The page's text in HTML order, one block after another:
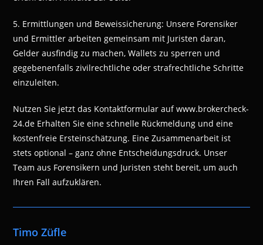
5. Ermittlungen und Beweissicherung: Unsere Forensiker
und Ermittler arbeiten gemeinsam mit Juristen daran,
Gelder ausfindig zu machen, Wallets zu sperren und
gegebenenfalls zivilrechtliche oder strafrechtliche Schritte
einzuleiten.
Nutzen Sie jetzt das Kontaktformular auf www.brokercheck-
24.de Erhalten Sie eine schnelle Rückmeldung und eine
kostenfreie Ersteinschätzung. Eine Zusammenarbeit ist
stets optional – ganz ohne Entscheidungsdruck. Unser
Team aus Forensikern und Juristen steht bereit, um auch
Ihren Fall aufzuklären.
Timo Züfle